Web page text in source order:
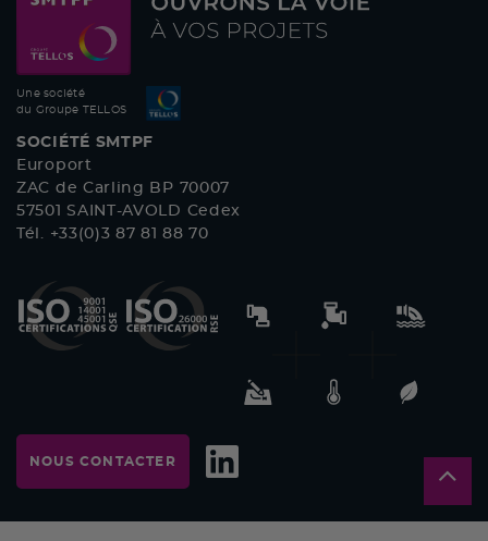
Une société
du Groupe TELLOS
SOCIÉTÉ SMTPF
Europort
ZAC de Carling BP 70007
57501 SAINT-AVOLD Cedex
Tél. +33(0)3 87 81 88 70
NOUS CONTACTER